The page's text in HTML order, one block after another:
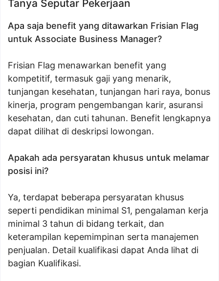
Tanya Seputar Pekerjaan
Apa saja benefit yang ditawarkan Frisian Flag
untuk Associate Business Manager?
Frisian Flag menawarkan benefit yang
kompetitif, termasuk gaji yang menarik,
tunjangan kesehatan, tunjangan hari raya, bonus
kinerja, program pengembangan karir, asuransi
kesehatan, dan cuti tahunan. Benefit lengkapnya
dapat dilihat di deskripsi lowongan.
Apakah ada persyaratan khusus untuk melamar
posisi ini?
Ya, terdapat beberapa persyaratan khusus
seperti pendidikan minimal S1, pengalaman kerja
minimal 3 tahun di bidang terkait, dan
keterampilan kepemimpinan serta manajemen
penjualan. Detail kualifikasi dapat Anda lihat di
bagian Kualifikasi.